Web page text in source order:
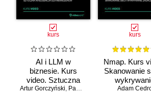
kurs
AI i LLM w
biznesie. Kurs
video. Sztuczna
inteligencja dla
Artur Gorczyński Paweł Rachwał
kurs
Nmap. Kurs
Skanowanie
zagrożeń
Adam